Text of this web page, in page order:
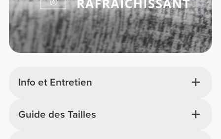
Info et Entretien
Guide des Tailles